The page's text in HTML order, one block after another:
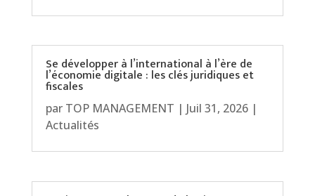
Se développer à l’international à l’ère de
l’économie digitale : les clés juridiques et
fiscales
par TOP MANAGEMENT | Juil 31, 2026|
Actualités